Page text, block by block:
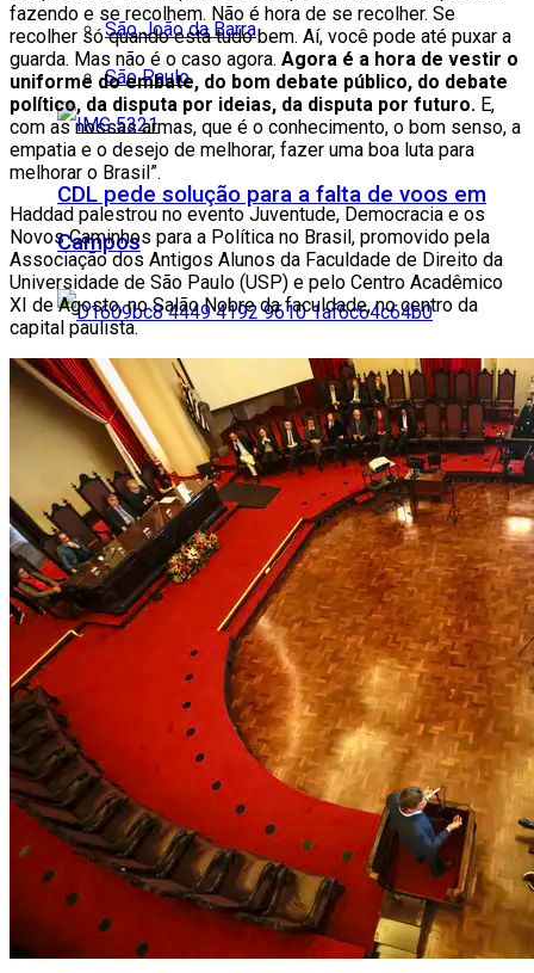
São João da Barra
São Paulo
CDL pede solução para a falta de voos em
Campos
PRF apreende droga escondida em
compartimento oculto de veículo em Macaé
Inovação campista ganha palco global
Comércio campista poderá abrir no feriado
desta quinta (6) do São Salvador
“Não foram cinco vezes, foram quatro”:
fazendo e se recolhem. Não é hora de se recolher. Se
recolher só quando está tudo bem. Aí, você pode até puxar a
guarda. Mas não é o caso agora. Agora é a hora de vestir o
uniforme do embate, do bom debate público, do debate
político, da disputa por ideias, da disputa por futuro. E,
com as nossas armas, que é o conhecimento, o bom senso, a
empatia e o desejo de melhorar, fazer uma boa luta para
melhorar o Brasil”.
Haddad palestrou no evento Juventude, Democracia e os
Novos Caminhos para a Política no Brasil, promovido pela
Associação dos Antigos Alunos da Faculdade de Direito da
Universidade de São Paulo (USP) e pelo Centro Acadêmico
XI de Agosto, no Salão Nobre da faculdade, no centro da
capital paulista.